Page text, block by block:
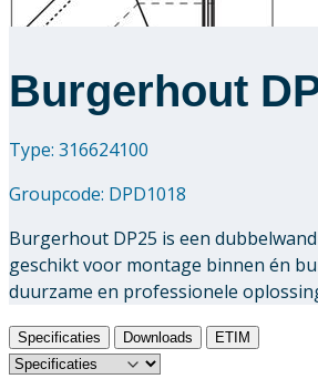
Burgerhout
Type: 316624100
Groupcode: DPD1018
Burgerhout DP25 is een
geschikt voor montage binnen én
duurzame en professionele
Specificaties Downloads ETIM